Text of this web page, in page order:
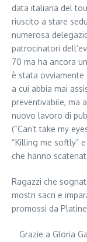
data italiana del
riuscito a stare
numerosa
patrocinatori
70 ma ha ancora
è stata
a cui abbia mai
preventivabile, ma
nuovo lavoro di
(“Can’t take my
“Killing me softly”
che hanno
Ragazzi che
mostri sacri e
promossi da
Grazie a Gloria